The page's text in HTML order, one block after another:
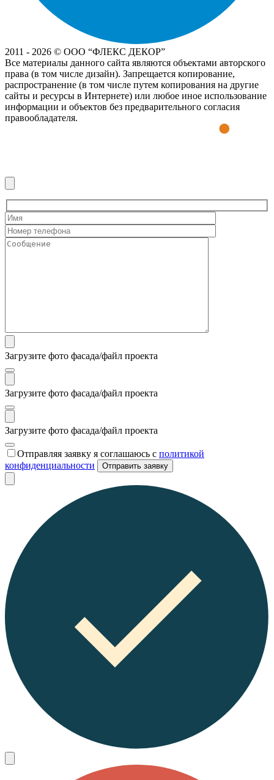
2011 - 2026 © OOO “ФЛЕКС ДЕКОР”
Все материалы данного сайта являются объектами авторского
права (в том числе дизайн). Запрещается копирование,
распространение (в том числе путем копирования на другие
сайты и ресурсы в Интернете) или любое иное использование
информации и объектов без предварительного согласия
правообладателя.
Загрузите фото фасада/файл проекта
Загрузите фото фасада/файл проекта
Загрузите фото фасада/файл проекта
Отправляя заявку я соглашаюсь с политикой
конфиденциальности
Отправить заявку